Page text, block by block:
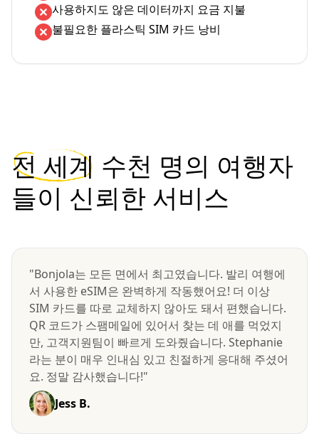
사용하지도 않은 데이터까지 요금 지불
불필요한 플라스틱 SIM 카드 낭비
전 세계 수천 명의 여행자
들이 신뢰한 서비스
"Bonjola는 모든 면에서 최고였습니다. 발리 여행에
서 사용한 eSIM은 완벽하게 작동했어요! 더 이상
SIM 카드를 따로 교체하지 않아도 돼서 편했습니다.
QR 코드가 스팸메일에 있어서 찾는 데 애를 먹었지
만, 고객지원팀이 빠르게 도와줬습니다. Stephanie
라는 분이 매우 인내심 있고 친절하게 응대해 주셨어
요. 정말 감사했습니다!"
Jess B.